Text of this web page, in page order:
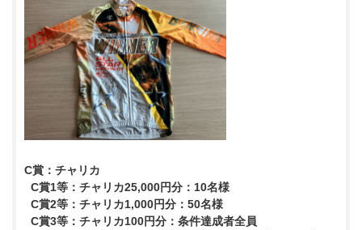
C賞：チャリカ
C賞1等： チャリカ25,000円分 ：10名様
C賞2等： チャリカ1,000円分 ：50名様
C賞3等： チャリカ100円分 ：条件達成者全員